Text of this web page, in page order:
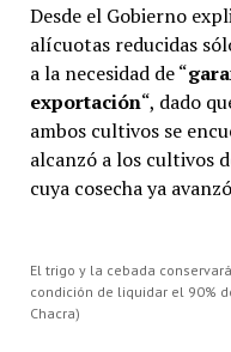
Desde el Gobierno
alícuotas reducidas
a la necesidad de “
exportación“, dado
ambos cultivos se
alcanzó a los cultivos
cuya cosecha ya
El trigo y la cebada
condición de liquidar el 90%
Chacra)